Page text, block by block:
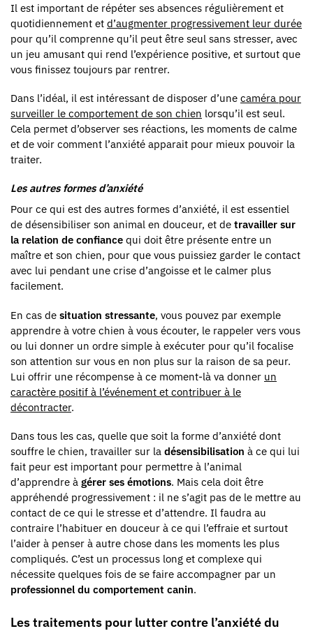
Il est important de répéter ses absences régulièrement et
quotidiennement et d’augmenter progressivement leur durée
pour qu’il comprenne qu’il peut être seul sans stresser, avec
un jeu amusant qui rend l’expérience positive, et surtout que
vous finissez toujours par rentrer.
Dans l’idéal, il est intéressant de disposer d’une caméra pour
surveiller le comportement de son chien lorsqu’il est seul.
Cela permet d’observer ses réactions, les moments de calme
et de voir comment l’anxiété apparait pour mieux pouvoir la
traiter.
Les autres formes d’anxiété
Pour ce qui est des autres formes d’anxiété, il est essentiel
de désensibiliser son animal en douceur, et de travailler sur
la relation de confiance qui doit être présente entre un
maître et son chien, pour que vous puissiez garder le contact
avec lui pendant une crise d’angoisse et le calmer plus
facilement.
En cas de situation stressante, vous pouvez par exemple
apprendre à votre chien à vous écouter, le rappeler vers vous
ou lui donner un ordre simple à exécuter pour qu’il focalise
son attention sur vous en non plus sur la raison de sa peur.
Lui offrir une récompense à ce moment-là va donner un
caractère positif à l’événement et contribuer à le
décontracter.
Dans tous les cas, quelle que soit la forme d’anxiété dont
souffre le chien, travailler sur la désensibilisation à ce qui lui
fait peur est important pour permettre à l’animal
d’apprendre à gérer ses émotions. Mais cela doit être
appréhendé progressivement : il ne s’agit pas de le mettre au
contact de ce qui le stresse et d’attendre. Il faudra au
contraire l’habituer en douceur à ce qui l’effraie et surtout
l’aider à penser à autre chose dans les moments les plus
compliqués. C’est un processus long et complexe qui
nécessite quelques fois de se faire accompagner par un
professionnel du comportement canin.
Les traitements pour lutter contre l’anxiété du